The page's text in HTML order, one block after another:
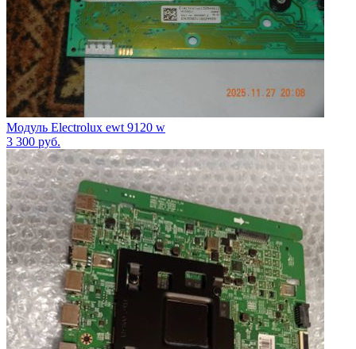
Модуль Electrolux ewt 9120 w
3 300 руб.